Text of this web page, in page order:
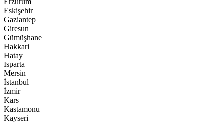
Erzurum
Eskişehir
Gaziantep
Giresun
Gümüşhane
Hakkari
Hatay
Isparta
Mersin
İstanbul
İzmir
Kars
Kastamonu
Kayseri